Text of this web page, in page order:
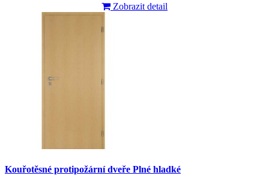
Zobrazit detail
Kouřotěsné protipožární dveře Plné hladké